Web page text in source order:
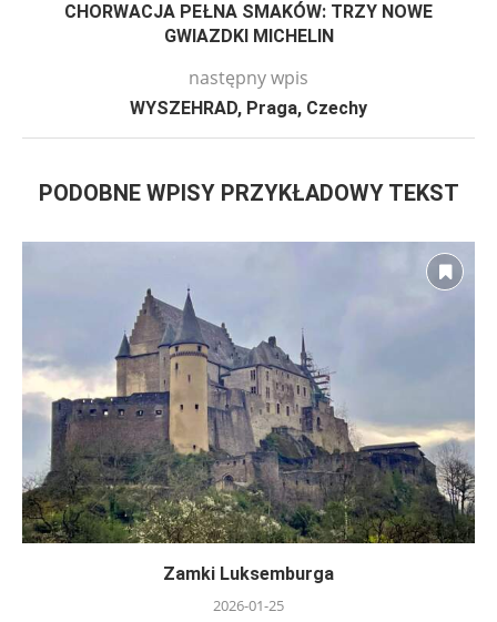
CHORWACJA PEŁNA SMAKÓW: TRZY NOWE
GWIAZDKI MICHELIN
następny wpis
WYSZEHRAD, Praga, Czechy
PODOBNE WPISY PRZYKŁADOWY TEKST
Zamki Luksemburga
2026-01-25